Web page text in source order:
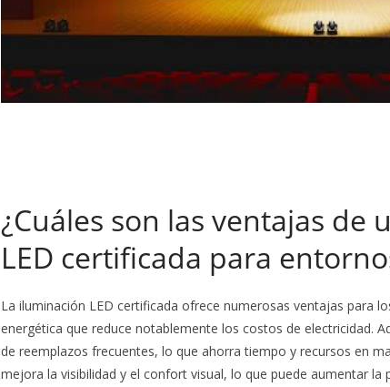
¿Cuáles son las ventajas de
LED certificada para
La iluminación LED certificada ofrece numerosas ventajas para
energética que reduce notablemente los costos de electricidad.
de reemplazos frecuentes, lo que ahorra tiempo y recursos en
mejora la visibilidad y el confort visual, lo que puede aumentar la